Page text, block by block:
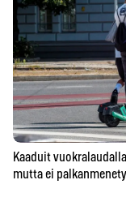
Kaaduit
mutta ei